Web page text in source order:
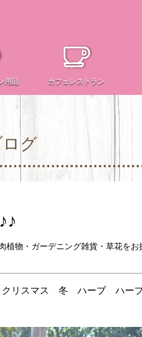
用品 カフェレストラン
グ
植物・ガーデニング雑貨・草花を
クリスマス 冬 ハーブ ハー